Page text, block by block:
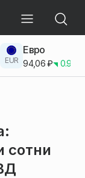
EUR
Евро
94,06₽ 0.93
сотни